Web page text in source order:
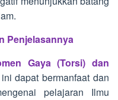
Penjelasannya
Gaya (Torsi) dan
dapat bermanfaat dan
pelajaran Ilmu